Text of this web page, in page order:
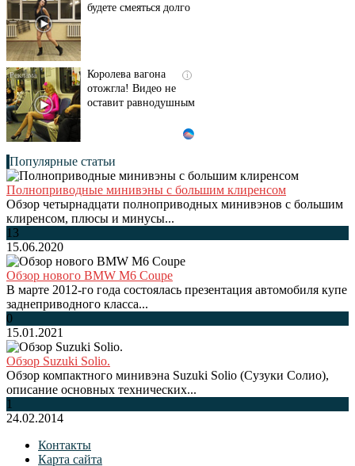
будете смеяться долго
i
Королева вагона
отожгла! Видео не
оставит равнодушным
Популярные статьи
Полноприводные минивэны с большим клиренсом
Обзор четырнадцати полноприводных минивэнов с большим
клиренсом, плюсы и минусы...
13
15.06.2020
Обзор нового BMW M6 Coupe
В марте 2012-го года состоялась презентация автомобиля купе
заднеприводного класса...
0
15.01.2021
Обзор Suzuki Solio.
Обзор компактного минивэна Suzuki Solio (Сузуки Солио),
описание основных технических...
1
24.02.2014
Контакты
Карта сайта